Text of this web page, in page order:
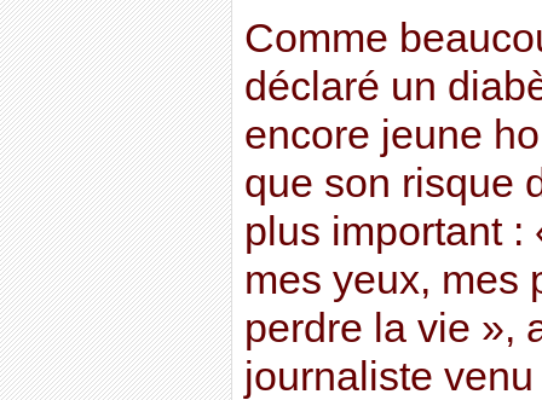
Comme
déclaré un
encore jeune
que son risque
plus important :
mes yeux, mes
perdre la vie »,
journaliste